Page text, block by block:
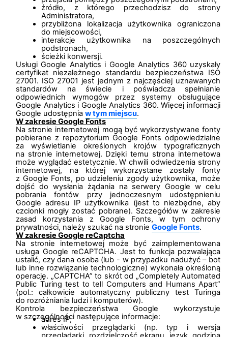
źródło, z którego przechodzisz do strony
Administratora,
przybliżona lokalizacja użytkownika ograniczona
do miejscowości,
interakcje użytkownika na poszczególnych
podstronach,
ścieżki konwersji.
Usługi Google Analytics i Google Analytics 360 uzyskały
certyfikat niezależnego standardu bezpieczeństwa ISO
27001. ISO 27001 jest jednym z najczęściej uznawanych
standardów na świecie i poświadcza spełnianie
odpowiednich wymogów przez systemy obsługujące
Google Analytics i Google Analytics 360. Więcej informacji
Google udostępnia w tym miejscu.
W zakresie Google Fonts
Na stronie internetowej mogą być wykorzystywane fonty
pobierane z repozytorium Google Fonts odpowiedzialne
za wyświetlanie określonych krojów typograficznych
na stronie internetowej. Dzięki temu strona internetowa
może wyglądać estetycznie. W chwili odwiedzenia strony
internetowej, na której wykorzystane zostały fonty
z Google Fonts, po udzieleniu zgody użytkownika, może
dojść do wysłania żądania na serwery Google w celu
pobrania fontów przy jednoczesnym udostępnieniu
Google adresu IP użytkownika (jest to niezbędne, aby
czcionki mogły zostać pobrane). Szczegółów w zakresie
zasad korzystania z Google Fonts, w tym ochrony
prywatności, należy szukać na stronie Google Fonts.
W zakresie Google reCaptcha
Na stronie internetowej może być zaimplementowana
usługa Google reCAPTCHA. Jest to funkcja pozwalająca
ustalić, czy dana osoba (lub - w przypadku nadużyć – bot
lub inne rozwiązanie technologiczne) wykonała określoną
operację. „CAPTCHA” to skrót od „Completely Automated
Public Turing test to tell Computers and Humans Apart”
(pol.: całkowicie automatyczny publiczny test Turinga
do rozróżniania ludzi i komputerów).
Kontrola bezpieczeństwa Google wykorzystuje
w szczególności następujące informacje:
adres IP;
właściwości przeglądarki (np. typ i wersja